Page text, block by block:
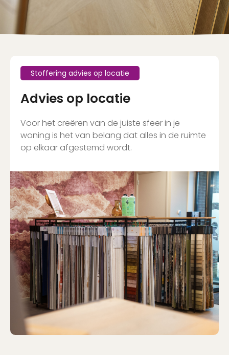
Stoffering advies op locatie
Advies op locatie
Voor het creëren van de juiste sfeer in je
woning is het van belang dat alles in de ruimte
op elkaar afgestemd wordt.